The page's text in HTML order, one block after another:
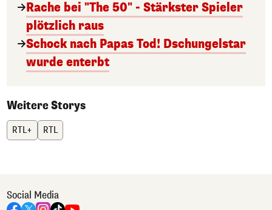
Rache bei "The 50" - Stärkster Spieler
plötzlich raus
Schock nach Papas Tod! Dschungelstar
wurde enterbt
Weitere Storys
RTL+ RTL
Social Media